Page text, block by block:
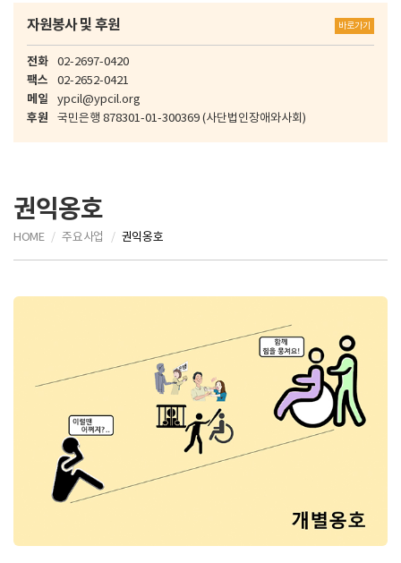
자원봉사 및 후원 바로가기
전화 02-2697-0420
팩스 02-2652-0421
메일 ypcil@ypcil.org
후원 국민은행 878301-01-300369 (사단법인장애와사회)
권익옹호
HOME 주요사업 권익옹호